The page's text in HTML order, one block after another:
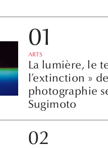
ARTS
La lumière, le
l’extinction »
photographie
Sugimoto